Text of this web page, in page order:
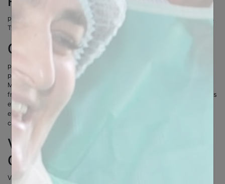
pour vérifier si vous êtes connectés à des services tiers (Facebook,
Twitter, Google+…)
Ciblage :
pour nous permettre de cibler (emailing, enrichissement de base) à
postériori ou en temps réel l’internaute qui navigue sur notre Site ;
Mesure d’audience : pour suivre les données statistiques de
fréquentation du Site (soit l’utilisation faite du Site par les utilisateurs
et pour améliorer les services du Site) et pour nous aider à mesurer
et étudier l’efficacité de notre contenu interactif en ligne, de ses
caractéristiques, publicités et autres communications.
Vos Choix Concernant les
Cookies et Balises Web
Vous avez le choix de configurer votre navigateur pour accepter